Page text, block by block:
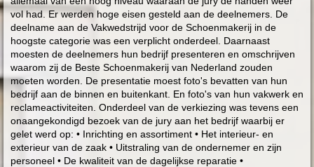
vol had. Er werden hoge eisen gesteld aan de deelnemers. De
deelname aan de Vakwedstrijd voor de Schoenmakerij in de
hoogste categorie was een verplicht onderdeel. Daarnaast
moesten de deelnemers hun bedrijf presenteren en omschrijven
waarom zij de Beste Schoenmakerij van Nederland zouden
moeten worden. De presentatie moest foto's bevatten van hun
bedrijf aan de binnen en buitenkant. En foto's van hun vakwerk en
reclameactiviteiten. Onderdeel van de verkiezing was tevens een
onaangekondigd bezoek van de jury aan het bedrijf waarbij er
gelet werd op: • Inrichting en assortiment • Het interieur- en
exterieur van de zaak • Uitstraling van de ondernemer en zijn
personeel • De kwaliteit van de dagelijkse reparatie •